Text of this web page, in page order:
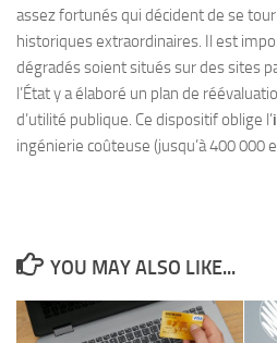
assez fortunés qui décident de se
historiques extraordinaires. Il est
dégradés soient situés sur des sites
l’État y a élaboré un plan de
d’utilité publique. Ce dispositif oblige l’
ingénierie coûteuse (jusqu’à 400 000
YOU MAY ALSO LIKE...